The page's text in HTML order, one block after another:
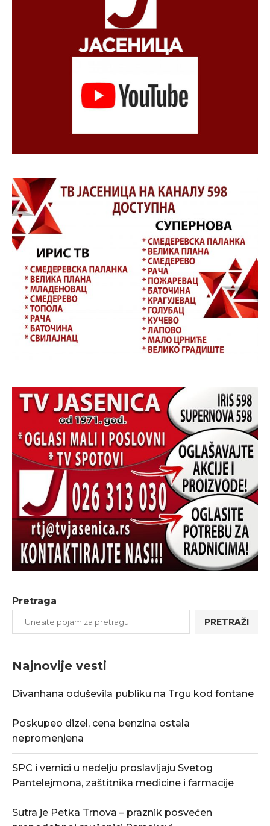
Pretraga
PRETRAŽI
Najnovije vesti
Divanhana oduševila publiku na Trgu kod fontane
Poskupeo dizel, cena benzina ostala
nepromenjena
SPC i vernici u nedelju proslavljaju Svetog
Pantelejmona, zaštitnika medicine i farmacije
Sutra je Petka Trnova – praznik posvećen